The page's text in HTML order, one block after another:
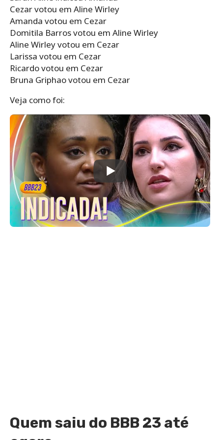
Cezar votou em Aline Wirley
Amanda votou em Cezar
Domitila Barros votou em Aline Wirley
Aline Wirley votou em Cezar
Larissa votou em Cezar
Ricardo votou em Cezar
Bruna Griphao votou em Cezar
Veja como foi:
Quem saiu do BBB 23 até